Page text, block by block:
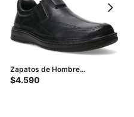
Zapatos de Hombre
Lombardino Casual Elastico -
$4.590